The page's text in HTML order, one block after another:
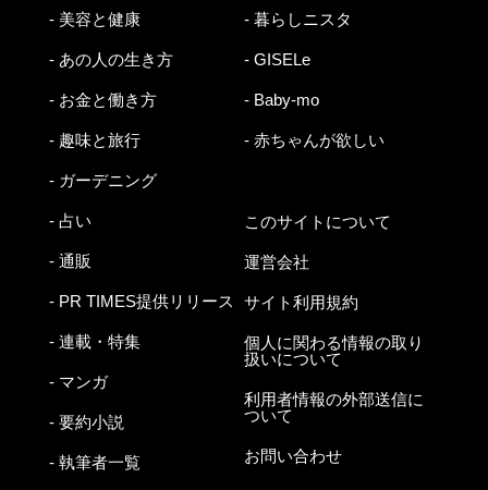
- 美容と健康
- あの人の生き方
- お金と働き方
- 趣味と旅行
- ガーデニング
- 占い
- 通販
- PR TIMES提供リリース
- 連載・特集
- マンガ
- 要約小説
- 執筆者一覧
- 暮らしニスタ
- GISELe
- Baby-mo
- 赤ちゃんが欲しい
このサイトについて
運営会社
サイト利用規約
個人に関わる情報の取り
扱いについて
利用者情報の外部送信に
ついて
お問い合わせ